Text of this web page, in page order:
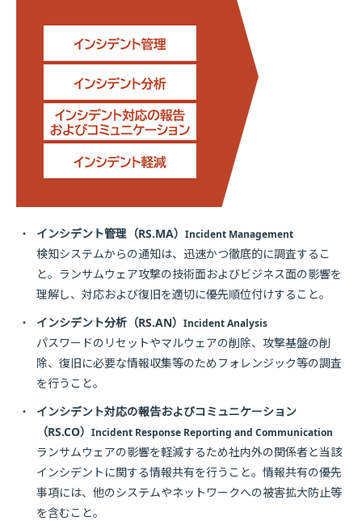
・ インシデント管理（RS.MA） Incident Management
検知システムからの通知は、迅速かつ徹底的に調査するこ
と。ランサムウェア攻撃の技術面およびビジネス面の影響を
理解し、対応および復旧を適切に優先順位付けすること。
・
インシデント分析（RS.AN） Incident Analysis
パスワードのリセットやマルウェアの削除、攻撃基盤の削
除、復旧に必要な情報収集等のためフォレンジック等の調査
を行うこと。
・
インシデント対応の報告およびコミュニケーション
（RS.CO） Incident Response Reporting and Communication
ランサムウェアの影響を軽減するため社内外の関係者と当該
インシデントに関する情報共有を行うこと。情報共有の優先
事項には、他のシステムやネットワークへの被害拡大防止等
を含むこと。